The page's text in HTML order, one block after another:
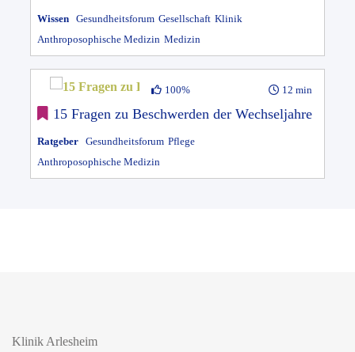
Wissen Gesundheitsforum Gesellschaft Klinik
Anthroposophische Medizin Medizin
100% 12 min
15 Fragen zu Beschwerden der Wechseljahre
Ratgeber Gesundheitsforum Pflege
Anthroposophische Medizin
Klinik Arlesheim